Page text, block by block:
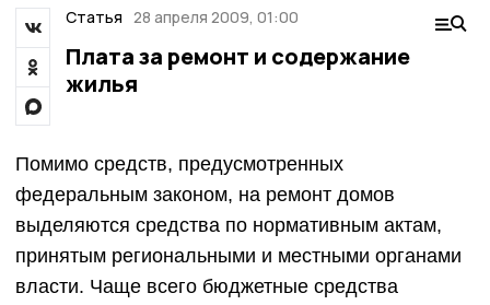
Статья 28 апреля 2009, 01:00
Плата за ремонт и содержание
жилья
Помимо средств, предусмотренных
федеральным законом, на ремонт домов
выделяются средства по нормативным актам,
принятым региональными и местными органами
власти. Чаще всего бюджетные средства